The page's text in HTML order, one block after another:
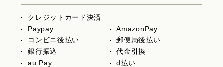
クレジットカード決済
Paypay
AmazonPay
コンビニ後払い
郵便局後払い
銀行振込
代金引換
au Pay
d払い